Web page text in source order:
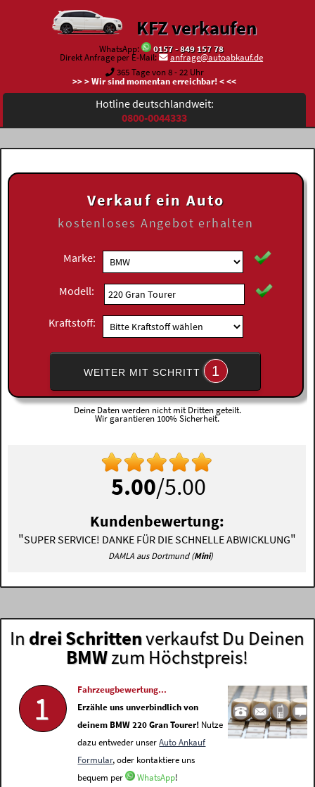
KFZ verkaufen
WhatsApp:
0157 - 849 157 78
Direkt Anfrage per E-Mail:
anfrage@autoabkauf.de
365 Tage von 8 - 22 Uhr
>> > Wir sind momentan erreichbar! < <<
Hotline deutschlandweit:
0800-0044333
Verkauf ein Auto
kostenloses Angebot erhalten
Marke:
Modell:
Kraftstoff:
WEITER MIT SCHRITT 1
Deine Daten werden nicht mit Dritten geteilt.
Wir garantieren 100% Sicherheit.
5.00/5.00
Kundenbewertung:
"SUPER SERVICE! DANKE FÜR DIE SCHNELLE ABWICKLUNG"
DAMLA aus Dortmund (Mini)
In drei Schrittenverkaufst Du Deinen
BMWzum Höchstpreis!
1
Fahrzeugbewertung...
Erzähle uns unverbindlich von
deinem BMW 220 Gran Tourer! Nutze
dazu entweder unserAuto Ankauf
Formular, oder kontaktiere uns
bequem per
WhatsApp!